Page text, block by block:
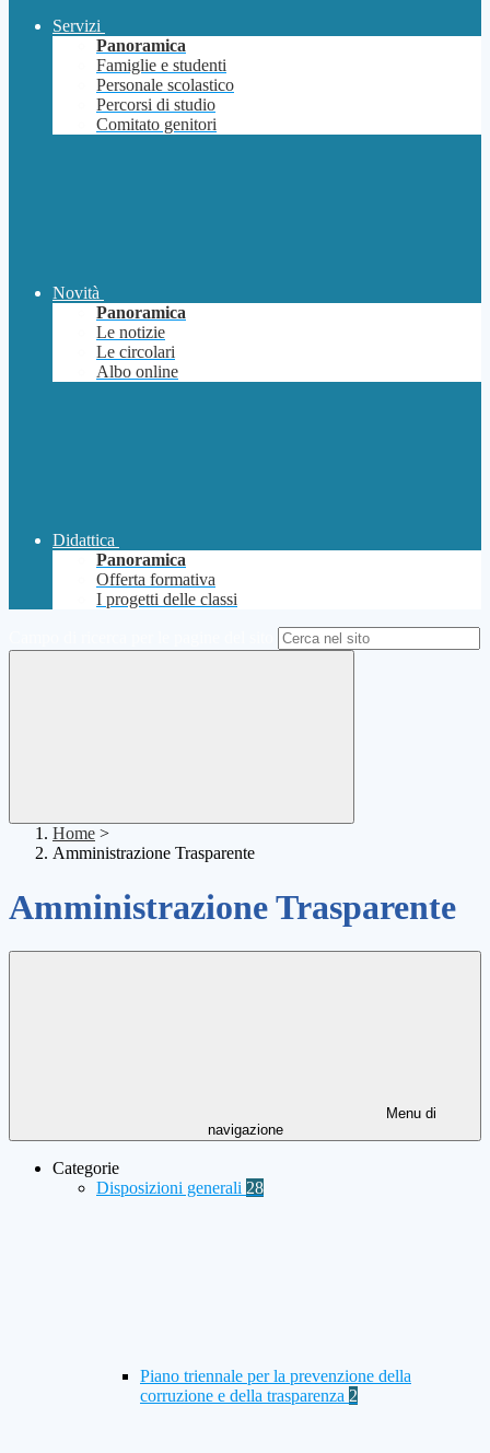
Servizi
Panoramica
Famiglie e studenti
Personale scolastico
Percorsi di studio
Comitato genitori
Novità
Panoramica
Le notizie
Le circolari
Albo online
Didattica
Panoramica
Offerta formativa
I progetti delle classi
Home >
Amministrazione Trasparente
Amministrazione Trasparente
Menu di
navigazione
Categorie
Disposizioni generali 28
Piano triennale per la prevenzione della
corruzione e della trasparenza 2